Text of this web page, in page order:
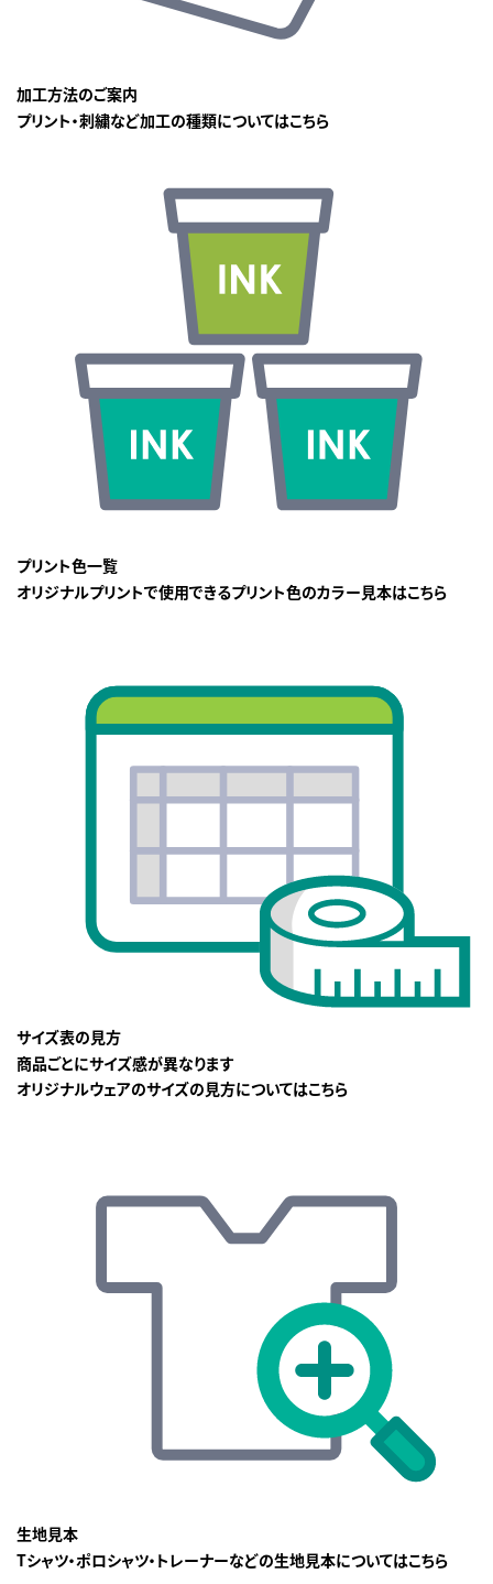
加工方法のご案内
プリント・刺繍など加工の種類についてはこちら
プリント色一覧
オリジナルプリントで使用できるプリント色のカラー見本はこちら
サイズ表の見方
商品ごとにサイズ感が異なります
オリジナルウェアのサイズの見方についてはこちら
生地見本
Tシャツ・ポロシャツ・トレーナーなどの生地見本についてはこちら